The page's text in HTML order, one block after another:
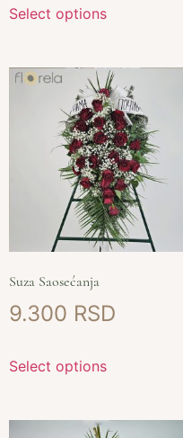
Select options
Suza Saosećanja
9.300
Select options